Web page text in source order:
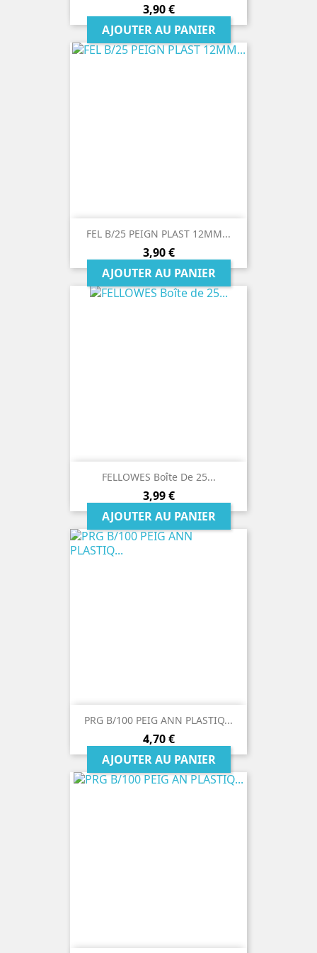
Prix
3,90 €
AJOUTER AU PANIER
FEL B/25 PEIGN PLAST 12MM...
Prix
3,90 €
AJOUTER AU PANIER
FELLOWES Boîte De 25...
Prix
3,99 €
AJOUTER AU PANIER
PRG B/100 PEIG ANN PLASTIQ...
Prix
4,70 €
AJOUTER AU PANIER